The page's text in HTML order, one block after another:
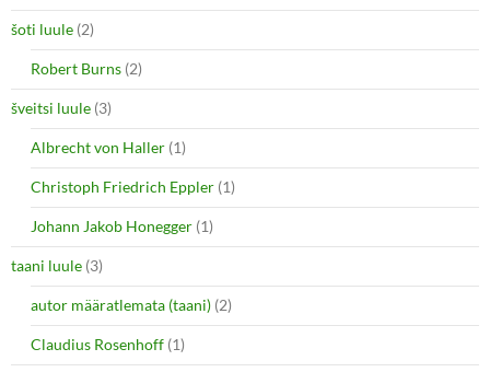
šoti luule (2)
Robert Burns (2)
šveitsi luule (3)
Albrecht von Haller (1)
Christoph Friedrich Eppler (1)
Johann Jakob Honegger (1)
taani luule (3)
autor määratlemata (taani) (2)
Claudius Rosenhoff (1)